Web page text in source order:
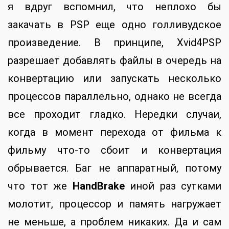
я вдруг вспомнил, что неплохо бы
закачать в PSP еще одно голливудское
произведение. В принципе, Xvid4PSP
разрешает добавлять файлы в очередь на
конвертацию или запускать несколько
процессов параллельно, однако не всегда
все проходит гладко. Нередки случаи,
когда в момент перехода от фильма к
фильму что-то сбоит и конвертация
обрывается. Баг не аппаратный, потому
что тот же
HandBrakeиной раз сутками
молотит, процессор и память нагружает
не меньше, а проблем никаких. Да и сам